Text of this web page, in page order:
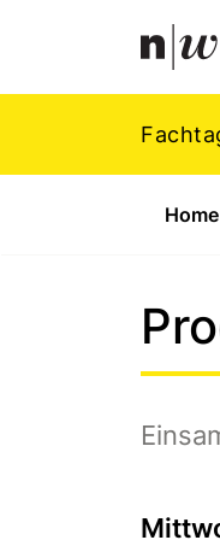
Home
Footer